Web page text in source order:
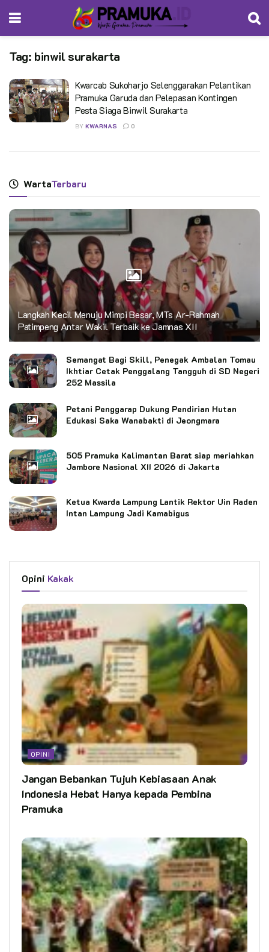
Tag: binwil surakarta
Kwarcab Sukoharjo Selenggarakan Pelantikan
Pramuka Garuda dan Pelepasan Kontingen
Pesta Siaga Binwil Surakarta
BY KWARNAS 0
WartaTerbaru
Langkah Kecil Menuju Mimpi Besar, MTs Ar-Rahmah
Patimpeng Antar Wakil Terbaik ke Jamnas XII
Semangat Bagi Skill, Penegak Ambalan Tomau
Ikhtiar Cetak Penggalang Tangguh di SD Negeri
252 Massila
Petani Penggarap Dukung Pendirian Hutan
Edukasi Saka Wanabakti di Jeongmara
505 Pramuka Kalimantan Barat siap meriahkan
Jambore Nasional XII 2026 di Jakarta
Ketua Kwarda Lampung Lantik Rektor Uin Raden
Intan Lampung Jadi Kamabigus
Opini Kakak
OPINI
Jangan Bebankan Tujuh Kebiasaan Anak
Indonesia Hebat Hanya kepada Pembina
Pramuka